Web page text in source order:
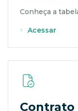
Conheça a
Acessar
Contrato